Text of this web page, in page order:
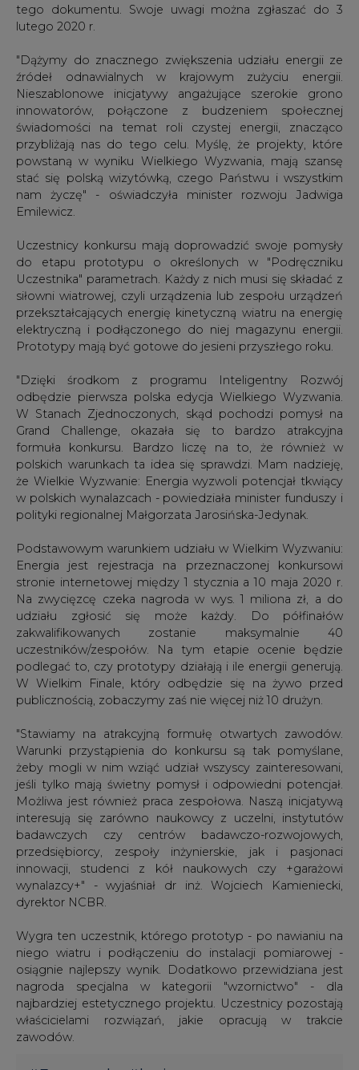
tego dokumentu. Swoje uwagi można zgłaszać do 3
lutego 2020 r.
"Dążymy do znacznego zwiększenia udziału energii ze
źródeł odnawialnych w krajowym zużyciu energii.
Nieszablonowe inicjatywy angażujące szerokie grono
innowatorów, połączone z budzeniem społecznej
świadomości na temat roli czystej energii, znacząco
przybliżają nas do tego celu. Myślę, że projekty, które
powstaną w wyniku Wielkiego Wyzwania, mają szansę
stać się polską wizytówką, czego Państwu i wszystkim
nam życzę" - oświadczyła minister rozwoju Jadwiga
Emilewicz.
Uczestnicy konkursu mają doprowadzić swoje pomysły
do etapu prototypu o określonych w "Podręczniku
Uczestnika" parametrach. Każdy z nich musi się składać z
siłowni wiatrowej, czyli urządzenia lub zespołu urządzeń
przekształcających energię kinetyczną wiatru na energię
elektryczną i podłączonego do niej magazynu energii.
Prototypy mają być gotowe do jesieni przyszłego roku.
"Dzięki środkom z programu Inteligentny Rozwój
odbędzie pierwsza polska edycja Wielkiego Wyzwania.
W Stanach Zjednoczonych, skąd pochodzi pomysł na
Grand Challenge, okazała się to bardzo atrakcyjna
formuła konkursu. Bardzo liczę na to, że również w
polskich warunkach ta idea się sprawdzi. Mam nadzieję,
że Wielkie Wyzwanie: Energia wyzwoli potencjał tkwiący
w polskich wynalazcach - powiedziała minister funduszy i
polityki regionalnej Małgorzata Jarosińska-Jedynak.
Podstawowym warunkiem udziału w Wielkim Wyzwaniu:
Energia jest rejestracja na przeznaczonej konkursowi
stronie internetowej między 1 stycznia a 10 maja 2020 r.
Na zwycięzcę czeka nagroda w wys. 1 miliona zł, a do
udziału zgłosić się może każdy. Do półfinałów
zakwalifikowanych zostanie maksymalnie 40
uczestników/zespołów. Na tym etapie ocenie będzie
podlegać to, czy prototypy działają i ile energii generują.
W Wielkim Finale, który odbędzie się na żywo przed
publicznością, zobaczymy zaś nie więcej niż 10 drużyn.
"Stawiamy na atrakcyjną formułę otwartych zawodów.
Warunki przystąpienia do konkursu są tak pomyślane,
żeby mogli w nim wziąć udział wszyscy zainteresowani,
jeśli tylko mają świetny pomysł i odpowiedni potencjał.
Możliwa jest również praca zespołowa. Naszą inicjatywą
interesują się zarówno naukowcy z uczelni, instytutów
badawczych czy centrów badawczo-rozwojowych,
przedsiębiorcy, zespoły inżynierskie, jak i pasjonaci
innowacji, studenci z kół naukowych czy +garażowi
wynalazcy+" - wyjaśniał dr inż. Wojciech Kamieniecki,
dyrektor NCBR.
Wygra ten uczestnik, którego prototyp - po nawianiu na
niego wiatru i podłączeniu do instalacji pomiarowej -
osiągnie najlepszy wynik. Dodatkowo przewidziana jest
nagroda specjalna w kategorii "wzornictwo" - dla
najbardziej estetycznego projektu. Uczestnicy pozostają
właścicielami rozwiązań, jakie opracują w trakcie
zawodów.